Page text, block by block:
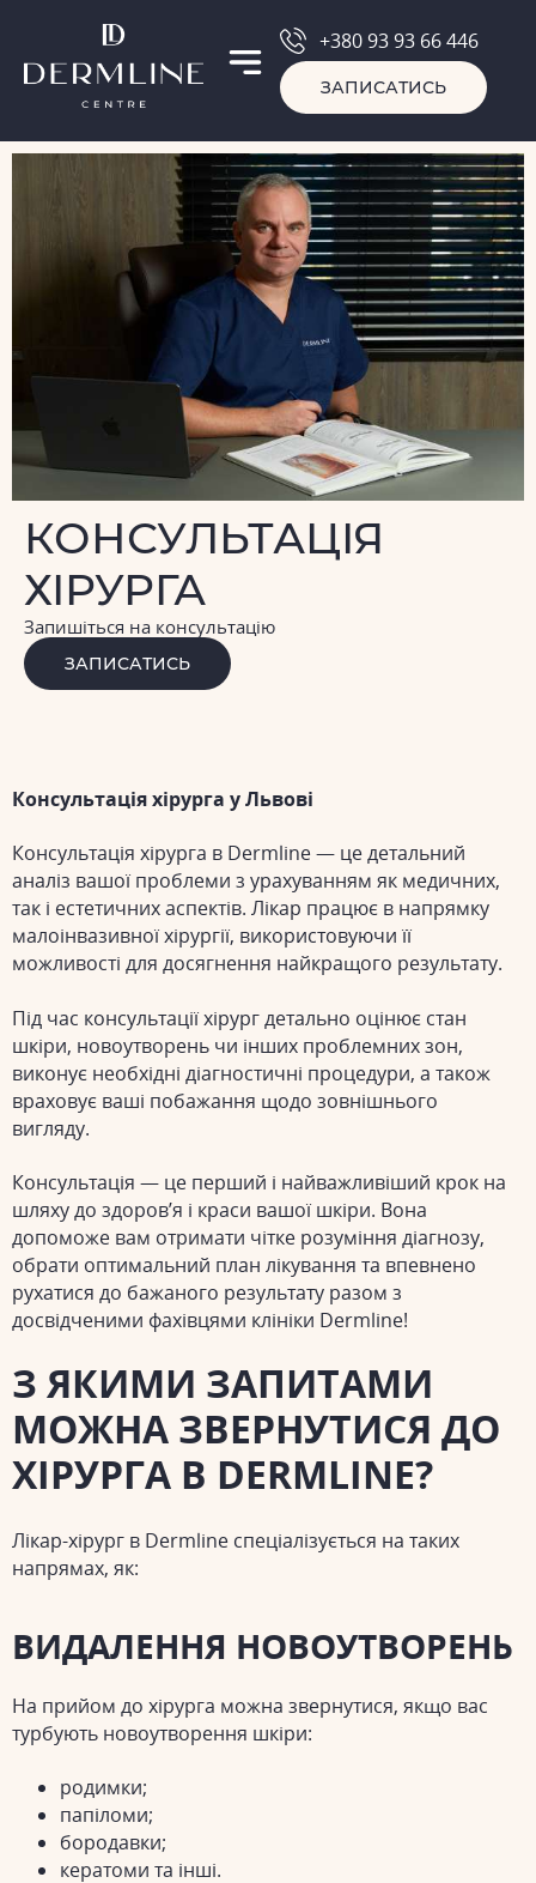
+380 93 93 66 446
ЗАПИСАТИСЬ
КОНСУЛЬТАЦІЯ
ХІРУРГА
Запишіться на консультацію
ЗАПИСАТИСЬ
Консультація хірурга у Львові
Консультація хірурга в Dermline — це детальний
аналіз вашої проблеми з урахуванням як медичних,
так і естетичних аспектів. Лікар працює в напрямку
малоінвазивної хірургії, використовуючи її
можливості для досягнення найкращого результату.
Під час консультації хірург детально оцінює стан
шкіри, новоутворень чи інших проблемних зон,
виконує необхідні діагностичні процедури, а також
враховує ваші побажання щодо зовнішнього
вигляду.
Консультація — це перший і найважливіший крок на
шляху до здоров’я і краси вашої шкіри. Вона
допоможе вам отримати чітке розуміння діагнозу,
обрати оптимальний план лікування та впевнено
рухатися до бажаного результату разом з
досвідченими фахівцями клініки Dermline!
З ЯКИМИ ЗАПИТАМИ
МОЖНА ЗВЕРНУТИСЯ ДО
ХІРУРГА В DERMLINE?
Лікар-хірург в Dermline спеціалізується на таких
напрямах, як:
ВИДАЛЕННЯ НОВОУТВОРЕНЬ
На прийом до хірурга можна звернутися, якщо вас
турбують новоутворення шкіри:
родимки;
папіломи;
бородавки;
кератоми та інші.